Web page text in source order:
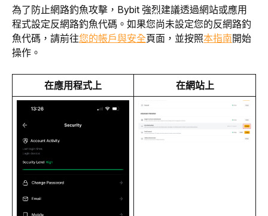
為了防止網路釣魚攻擊，Bybit 強烈建議透過網站或應用
程式設定反網路釣魚代碼。如果您尚未設定您的反網路釣
魚代碼，請前往您的帳戶與安全頁面，並按照本指南開始
操作。
在應用程式上 在網站上